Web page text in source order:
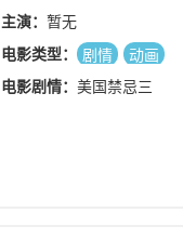
主演： 暂无
电影类型：
剧情
动画
电影剧情： 美国禁忌三